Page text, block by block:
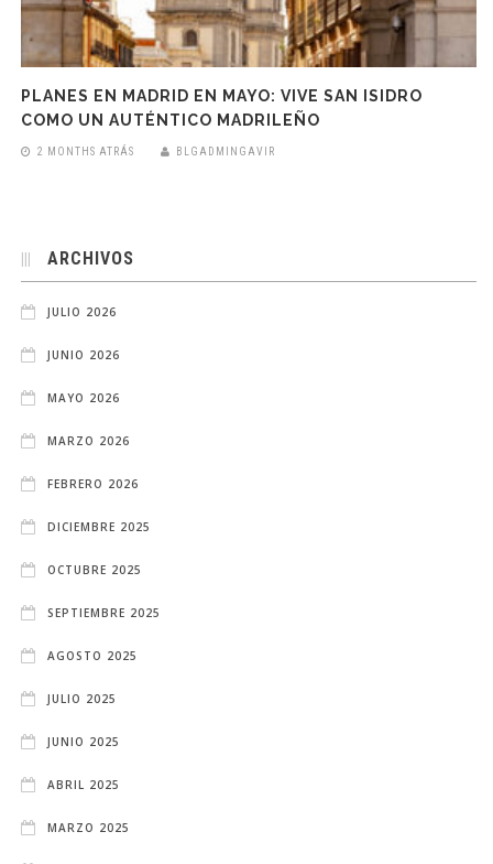
PLANES EN MADRID EN MAYO: VIVE SAN ISIDRO
COMO UN AUTÉNTICO MADRILEÑO
2 MONTHS ATRÁS BLGADMINGAVIR
ARCHIVOS
JULIO 2026
JUNIO 2026
MAYO 2026
MARZO 2026
FEBRERO 2026
DICIEMBRE 2025
OCTUBRE 2025
SEPTIEMBRE 2025
AGOSTO 2025
JULIO 2025
JUNIO 2025
ABRIL 2025
MARZO 2025